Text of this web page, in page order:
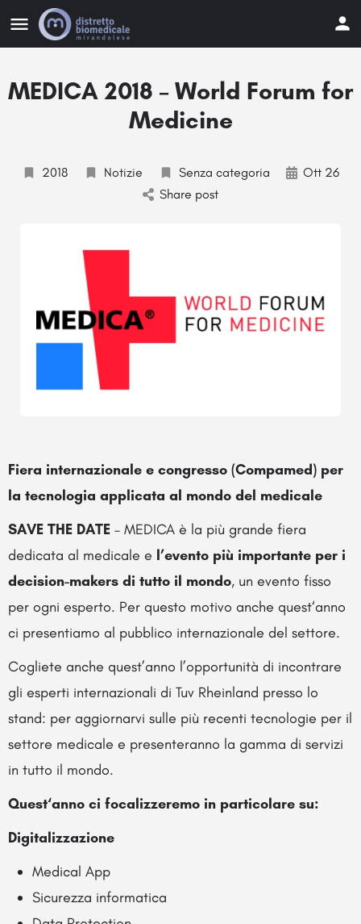
MEDICA 2018 – World Forum for
Medicine
2018 Notizie Senza categoria
Ott 26
Share post
Fiera internazionale e congresso (Compamed) per
la tecnologia applicata al mondo del medicale
SAVE THE DATE – MEDICA è la più grande fiera
dedicata al medicale e l’evento più importante per i
decision-makers di tutto il mondo, un evento fisso
per ogni esperto. Per questo motivo anche quest‘anno
ci presentiamo al pubblico internazionale del settore.
Cogliete anche quest’anno l’opportunità di incontrare
gli esperti internazionali di Tuv Rheinland presso lo
stand: per aggiornarvi sulle più recenti tecnologie per il
settore medicale e presenteranno la gamma di servizi
in tutto il mondo.
Quest‘anno ci focalizzeremo in particolare su:
Digitalizzazione
Medical App
Sicurezza informatica